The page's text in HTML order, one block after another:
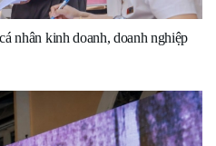
nhân kinh doanh, doanh nghiệp